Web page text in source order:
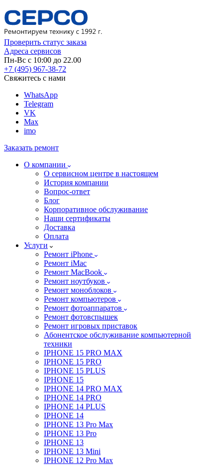
Проверить статус заказа
Адреса сервисов
Пн-Вс с 10:00 до 22.00
+7 (495) 967-38-72
Свяжитесь с нами
WhatsApp
Telegram
VK
Max
imo
Заказать ремонт
О компании
О сервисном центре в настоящем
История компании
Вопрос-ответ
Блог
Корпоративное обслуживание
Наши сертификаты
Доставка
Оплата
Услуги
Ремонт iPhone
Ремонт iMac
Ремонт MacBook
Ремонт ноутбуков
Ремонт моноблоков
Ремонт компьютеров
Ремонт фотоаппаратов
Ремонт фотовспышек
Ремонт игровых приставок
Абонентское обслуживание компьютерной
техники
IPHONE 15 PRO MAX
IPHONE 15 PRO
IPHONE 15 PLUS
IPHONE 15
IPHONE 14 PRO MAX
IPHONE 14 PRO
IPHONE 14 PLUS
IPHONE 14
IPHONE 13 Pro Max
IPHONE 13 Pro
IPHONE 13
IPHONE 13 Mini
IPHONE 12 Pro Max